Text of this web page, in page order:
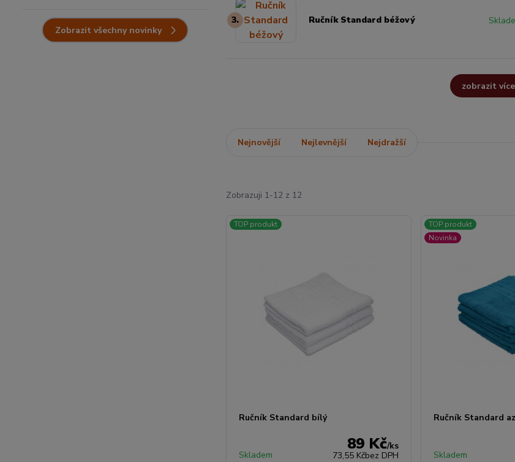
3. Ručník Standard béžový
zobrazit
Nejnovější Nejlevnější Nejdražší
Zobrazuji 1-12 z 12
TOP produkt
Ručník Standard bílý
89 Kč/ks
73,55 Kčbez DPH
Skladem
TOP produkt
Novinka
Ručník Standard
Skladem
Zobrazit všechny novinky